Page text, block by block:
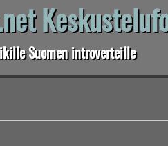
Suomen introverteille